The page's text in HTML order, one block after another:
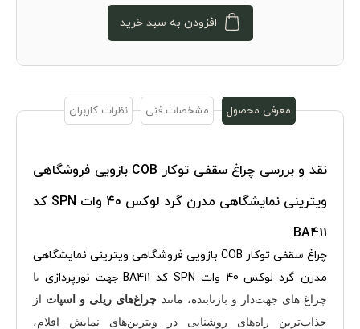
افزودن به سبد خرید
معرفی محصول مشخصات فنی نظرات کاربران
نقد و بررسی
چراغ سقفی توکار COB بازویی فروشگاهی
ویترینی نمایشگاهی مدرن گرد لوکس 40 وات SPN کد
BA411
چراغ سقفی توکار COB بازویی فروشگاهی ویترینی نمایشگاهی
مدرن گرد لوکس 40 وات SPN کد BA411
جهت نورپردازی با
چراغ های جهت‌دار و بازتابنده، مانند چراغ‌های ریلی و اسپات از
جذاب‌ترین راه‌های روشنایی در ویترین‌های نمایش اقلام،